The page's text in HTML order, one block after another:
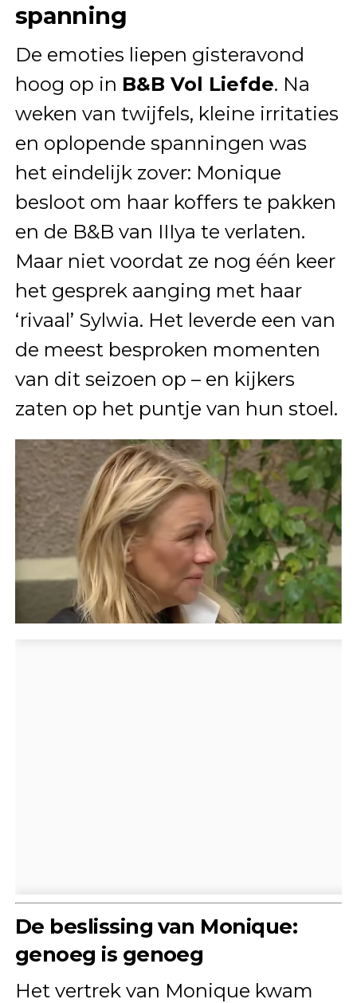
spanning
De emoties liepen gisteravond
hoog op in B&B Vol Liefde. Na
weken van twijfels, kleine irritaties
en oplopende spanningen was
het eindelijk zover: Monique
besloot om haar koffers te pakken
en de B&B van IIIya te verlaten.
Maar niet voordat ze nog één keer
het gesprek aanging met haar
‘rivaal’ Sylwia. Het leverde een van
de meest besproken momenten
van dit seizoen op – en kijkers
zaten op het puntje van hun stoel.
De beslissing van Monique:
genoeg is genoeg
Het vertrek van Monique kwam